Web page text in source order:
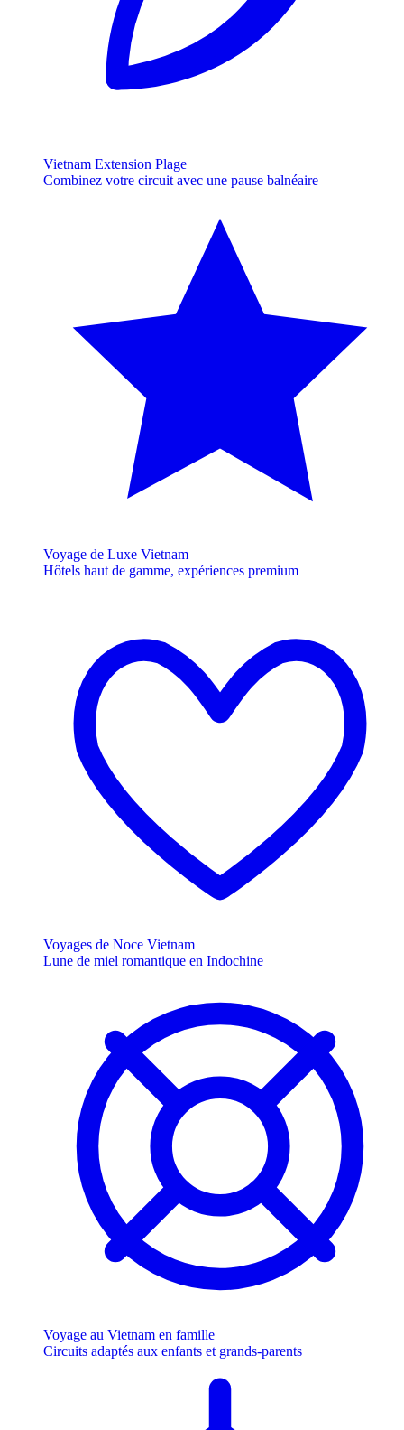
Vietnam Extension Plage
Combinez votre circuit avec une pause balnéaire
Voyage de Luxe Vietnam
Hôtels haut de gamme, expériences premium
Voyages de Noce Vietnam
Lune de miel romantique en Indochine
Voyage au Vietnam en famille
Circuits adaptés aux enfants et grands-parents